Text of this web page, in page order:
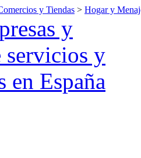
y Tiendas > Hogar y